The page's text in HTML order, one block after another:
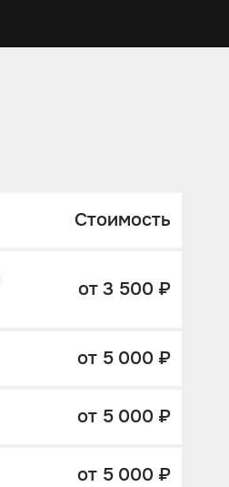
Стоимость
от 3 500 ₽
от 5 000 ₽
от 5 000 ₽
от 5 000 ₽